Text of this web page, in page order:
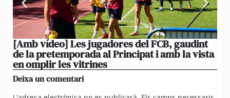
[Amb vídeo] Les jugadores del FCB, gaudint
de la pretemporada al Principat i amb la vista
en omplir les vitrines
Deixa un comentari